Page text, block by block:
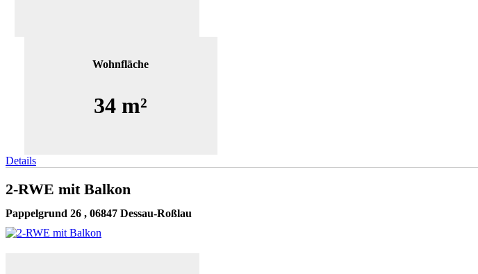
Wohnfläche
34 m²
Details
2-RWE mit Balkon
Pappelgrund 26 , 06847 Dessau-Roßlau